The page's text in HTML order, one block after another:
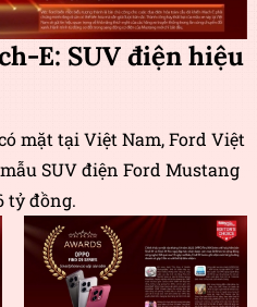
E: SUV điện hiệu
mặt tại Việt Nam, Ford Việt
SUV điện Ford Mustang
tỷ đồng.